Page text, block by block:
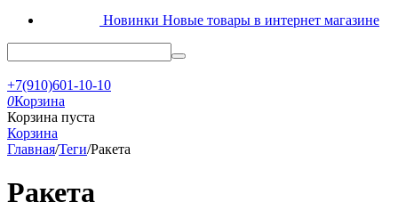
Новинки Новые товары в интернет магазине
+7(910)601-10-10
0Корзина
Корзина пуста
Корзина
Главная/Теги/Ракета
Ракета